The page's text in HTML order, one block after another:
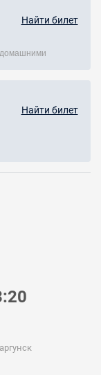
Найти билет
домашними
Найти билет